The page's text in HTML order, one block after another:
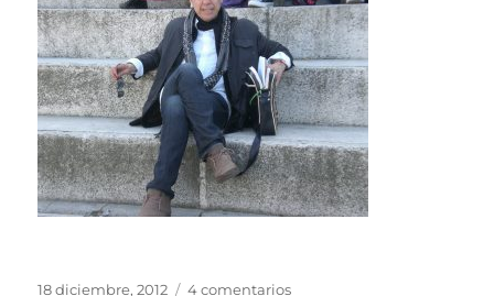
Publicado
18 diciembre, 2012 4 comentariosen